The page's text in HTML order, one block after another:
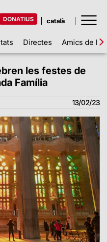
DONATIUS
Directes Amics de la
les festes de
Família
13/02/23